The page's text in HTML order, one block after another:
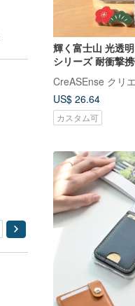
輝く富士山 光透
シリーズ 耐衝撃
CreASEnse クリ
US$ 26.64
カスタム可